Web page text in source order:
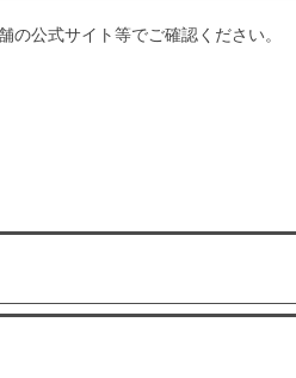
公式サイト等でご確認ください。